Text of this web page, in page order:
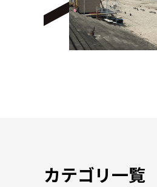
カテゴリ一覧